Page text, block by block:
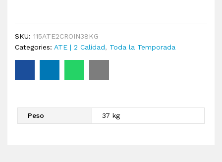
SKU: 115ATE2CROIN38KG
Categories: ATE | 2 Calidad, Toda la Temporada
Peso 37 kg